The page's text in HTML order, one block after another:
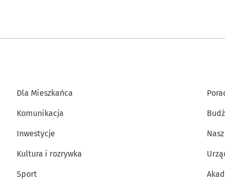
Dla Mieszkańca
Komunikacja
Inwestycje
Kultura i rozrywka
Sport